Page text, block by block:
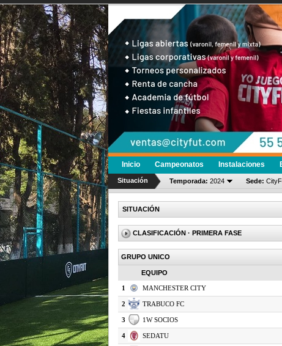
Inicio Campeonatos Instalaciones
Situación Temporada: 2024 Sede:
SITUACIÓN
CLASIFICACIÓN · PRIMERA FASE
GRUPO UNICO
EQUIPO
1 MANCHESTER CITY
2 TRABUCO FC
3 1W SOCIOS
4 SEDATU